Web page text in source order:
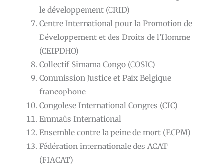
le développement (CRID)
Centre International pour la Promotion de
Développement et des Droits de l’Homme
(CEIPDHO)
Collectif Simama Congo (COSIC)
Commission Justice et Paix Belgique
francophone
Congolese International Congres (CIC)
Emmaüs International
Ensemble contre la peine de mort (ECPM)
Fédération internationale des ACAT
(FIACAT)